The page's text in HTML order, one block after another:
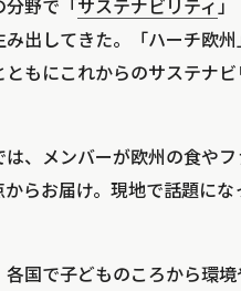
分野で「サステナビリティ」
出してきた。「ハーチ欧
もにこれからのサステナ
、メンバーが欧州の食や
らお届け。現地で話題に
各国で子どものころから環